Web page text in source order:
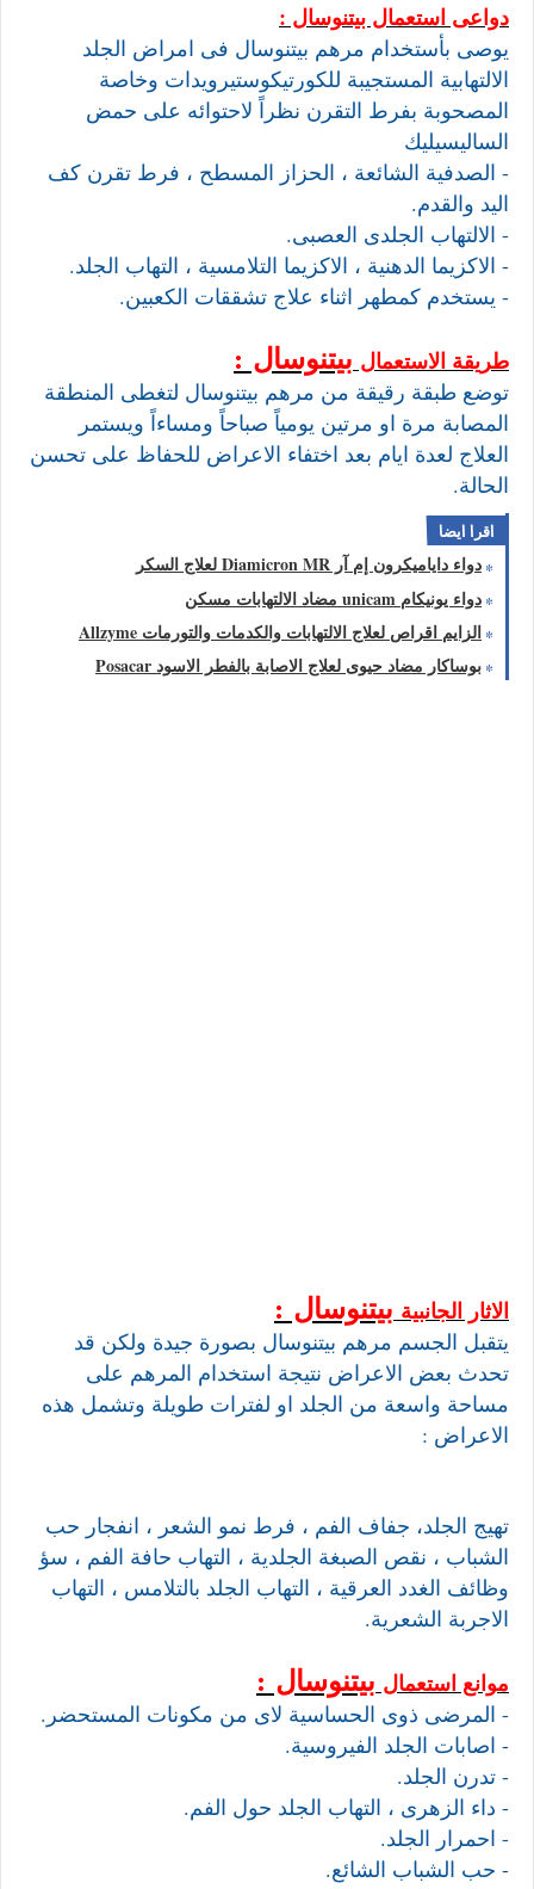
دواعى استعمال بيتنوسال :
يوصى بأستخدام مرهم بيتنوسال فى امراض الجلد
الالتهابية المستجيبة للكورتيكوستيرويدات وخاصة
المصحوبة بفرط التقرن نظراً لاحتوائه على حمض
الساليسيليك
- الصدفية الشائعة ، الحزاز المسطح ، فرط تقرن كف
اليد والقدم.
- الالتهاب الجلدى العصبى.
- الاكزيما الدهنية ، الاكزيما التلامسية ، التهاب الجلد.
- يستخدم كمطهر اثناء علاج تشققات الكعبين.
طريقة الاستعمال بيتنوسال :
توضع طبقة رقيقة من مرهم بيتنوسال لتغطى المنطقة
المصابة مرة او مرتين يومياً صباحاً ومساءاً ويستمر
العلاج لعدة ايام بعد اختفاء الاعراض للحفاظ على تحسن
الحالة.
اقرا ايضا
دواء داياميكرون إم آر Diamicron MR لعلاج السكر
دواء يونيكام unicam مضاد الالتهابات مسكن
الزايم اقراص لعلاج الالتهابات والكدمات والتورمات Allzyme
بوساكار مضاد حيوى لعلاج الاصابة بالفطر الاسود Posacar
الاثار الجانبية بيتنوسال :
يتقبل الجسم مرهم بيتنوسال بصورة جيدة ولكن قد
تحدث بعض الاعراض نتيجة استخدام المرهم على
مساحة واسعة من الجلد او لفترات طويلة وتشمل هذه
الاعراض :
تهيج الجلد، جفاف الفم ، فرط نمو الشعر ، انفجار حب
الشباب ، نقص الصبغة الجلدية ، التهاب حافة الفم ، سؤ
وظائف الغدد العرقية ، التهاب الجلد بالتلامس ، التهاب
الاجربة الشعرية.
موانع استعمال بيتنوسال :
- المرضى ذوى الحساسية لاى من مكونات المستحضر.
- اصابات الجلد الفيروسية.
- تدرن الجلد.
- داء الزهرى ، التهاب الجلد حول الفم.
- احمرار الجلد.
- حب الشباب الشائع.